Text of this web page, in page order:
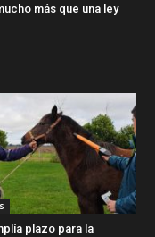
más que una ley
plazo para la